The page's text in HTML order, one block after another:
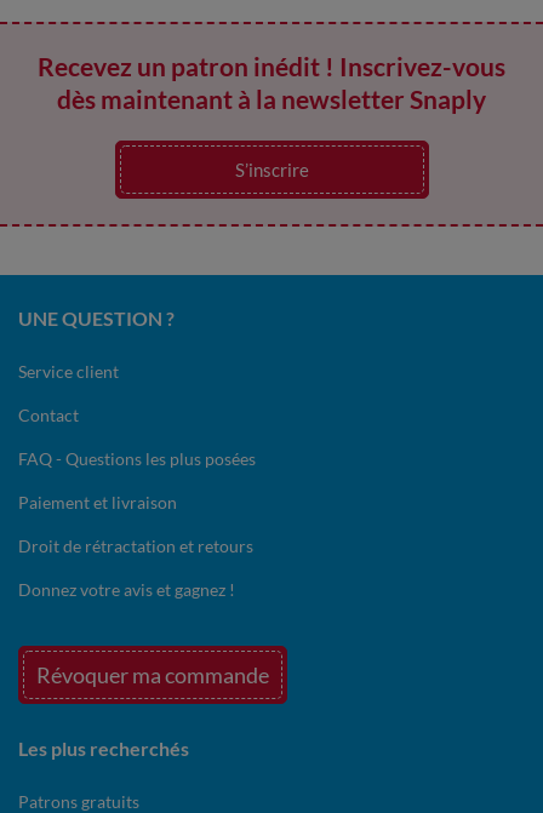
Recevez un patron inédit ! Inscrivez-vous
dès maintenant à la newsletter Snaply
S’inscrire
UNE QUESTION ?
Service client
Contact
FAQ - Questions les plus posées
Paiement et livraison
Droit de rétractation et retours
Donnez votre avis et gagnez !
Révoquer ma commande
Les plus recherchés
Patrons gratuits